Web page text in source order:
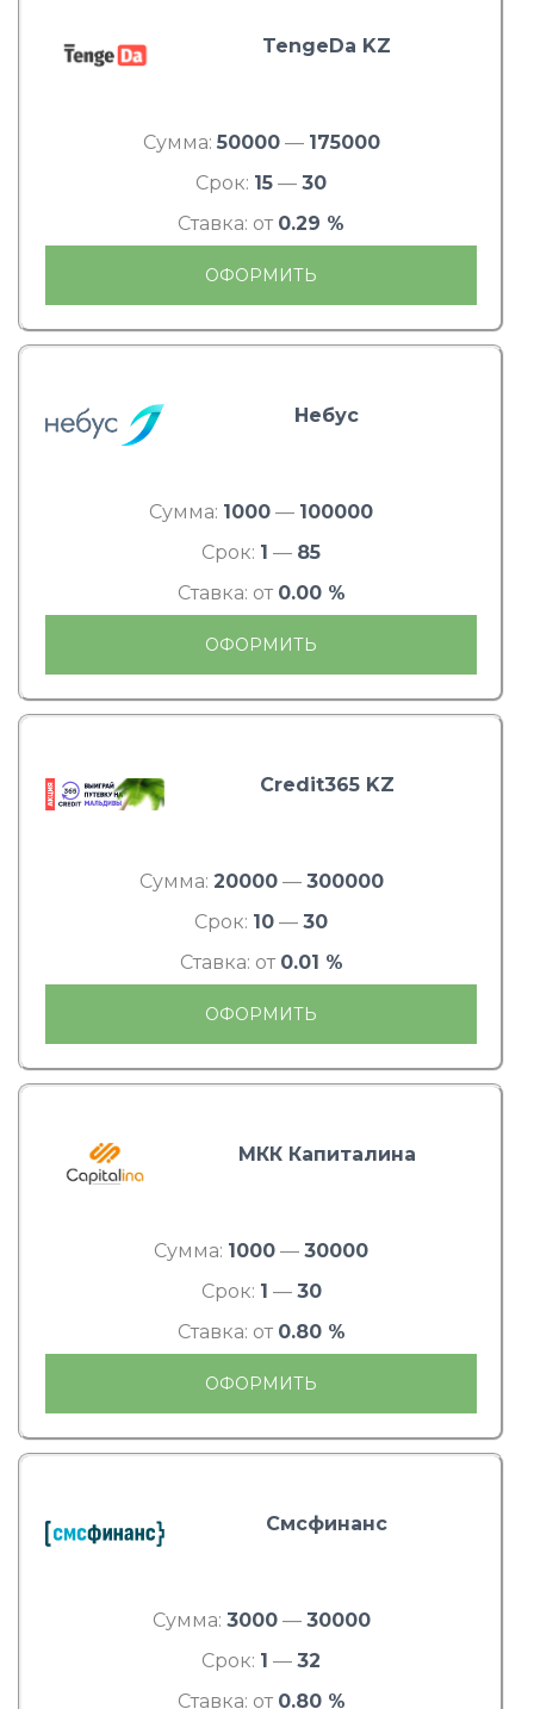
TengeDa KZ
Сумма: 50000— 175000
Срок: 15 — 30
Ставка: от 0.29 %
ОФОРМИТЬ
Небус
Сумма: 1000 — 100000
Срок: 1 — 85
Ставка: от 0.00 %
ОФОРМИТЬ
Credit365 KZ
Сумма: 20000— 300000
Срок: 10 — 30
Ставка: от 0.01 %
ОФОРМИТЬ
МКК Капиталина
Сумма: 1000 — 30000
Срок: 1 — 30
Ставка: от 0.80 %
ОФОРМИТЬ
Смсфинанс
Сумма: 3000— 30000
Срок: 1 — 32
Ставка: от 0.80 %